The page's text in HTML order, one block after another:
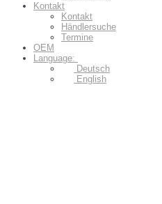
Kontakt
Kontakt
Händlersuche
Termine
OEM
Language:
Deutsch
English